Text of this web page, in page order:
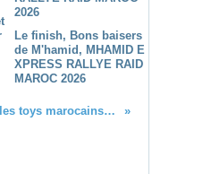
Le finish, Bons baisers
de M'hamid, MHAMID E
XPRESS RALLYE RAID
MAROC 2026
Univers Toy met à l'honneur les toys marocains sur la dernière édition de notre rallye raid au Maroc